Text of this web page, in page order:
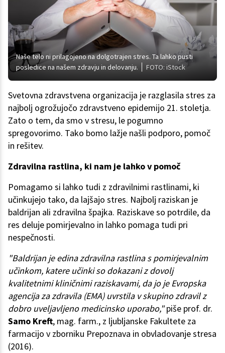
Naše telo ni prilagojeno na dolgotrajen stres. Ta lahko pusti
posledice na našem zdravju in delovanju.
FOTO: iStock
Svetovna zdravstvena organizacija je razglasila stres za
najbolj ogrožujočo zdravstveno epidemijo 21. stoletja.
Zato o tem, da smo v stresu, le pogumno
spregovorimo. Tako bomo lažje našli podporo, pomoč
in rešitev.
Zdravilna rastlina, ki nam je lahko v pomoč
Pomagamo si lahko tudi z zdravilnimi rastlinami, ki
učinkujejo tako, da lajšajo stres. Najbolj raziskan je
baldrijan ali zdravilna špajka. Raziskave so potrdile, da
res deluje pomirjevalno in lahko pomaga tudi pri
nespečnosti.
"Baldrijan je edina zdravilna rastlina s pomirjevalnim
učinkom, katere učinki so dokazani z dovolj
kvalitetnimi kliničnimi raziskavami, da jo je Evropska
agencija za zdravila (EMA) uvrstila v skupino zdravil z
dobro uveljavljeno medicinsko uporabo,"piše prof. dr.
Samo Kreft, mag. farm., z ljubljanske Fakultete za
farmacijo v zborniku Prepoznava in obvladovanje stresa
(2016).